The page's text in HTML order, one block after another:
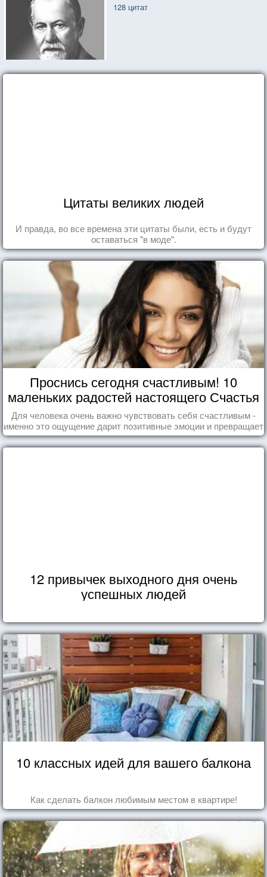
128 цитат
Цитаты великих людей
И правда, во все времена эти цитаты были, есть и будут
оставаться "в моде".
Проснись сегодня счастливым! 10
маленьких радостей настоящего Счастья
Для человека очень важно чувствовать себя счастливым -
именно это ощущение дарит позитивные эмоции и превращает
каждый день в маленький праздник.
12 привычек выходного дня очень
успешных людей
10 классных идей для вашего балкона
Как сделать балкон любимым местом в квартире!